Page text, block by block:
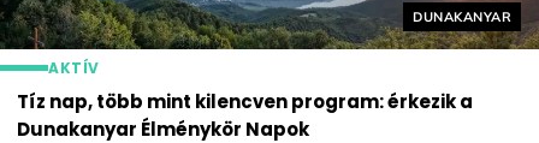
Helyszín
DUNAKANYAR
AKTÍV
Tíz nap, több mint kilencven program: érkezik a
Dunakanyar Élménykör Napok